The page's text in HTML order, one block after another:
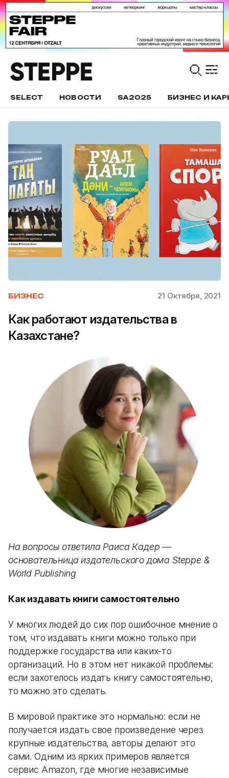
SELECT НОВОСТИ SA2025 БИЗНЕС И
БИЗНЕС 21 Октября, 2021
Как работают издательства в
Казахстане?
На вопросы ответила Раиса Кадер —
основательница издательского дома Steppe &
World Publishing
Как издавать книги самостоятельно
У многих людей до сих пор ошибочное мнение о
том, что издавать книги можно только при
поддержке государства или каких-то
организаций. Но в этом нет никакой проблемы:
если захотелось издать книгу самостоятельно,
то можно это сделать.
В мировой практике это нормально: если не
получается издать свое произведение через
крупные издательства, авторы делают это
сами. Одним из ярких примеров является
сервис Amazon, где многие независимые